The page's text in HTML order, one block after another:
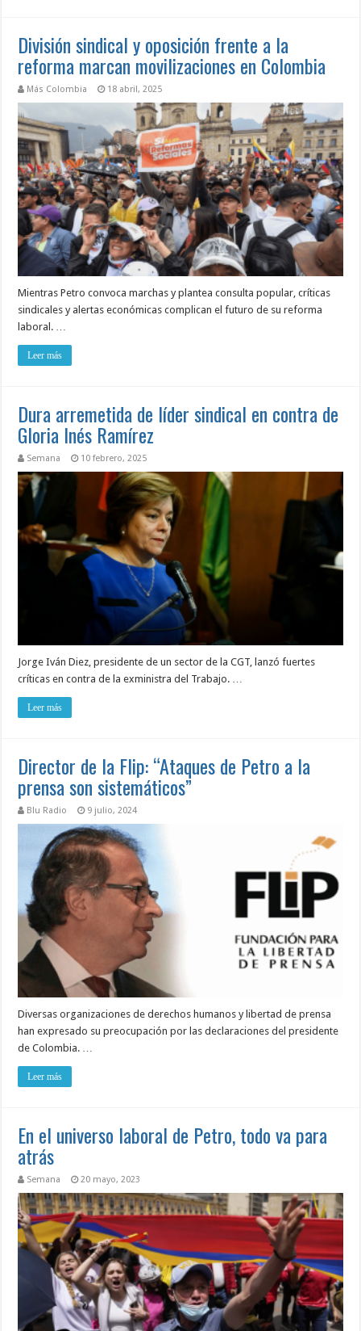
División sindical y oposición frente a la
reforma marcan movilizaciones en Colombia
Más Colombia 18 abril, 2025
Mientras Petro convoca marchas y plantea consulta popular, críticas
sindicales y alertas económicas complican el futuro de su reforma
laboral. …
Leer más
Dura arremetida de líder sindical en contra de
Gloria Inés Ramírez
Semana 10 febrero, 2025
Jorge Iván Diez, presidente de un sector de la CGT, lanzó fuertes
críticas en contra de la exministra del Trabajo. …
Leer más
Director de la Flip: “Ataques de Petro a la
prensa son sistemáticos”
Blu Radio 9 julio, 2024
Diversas organizaciones de derechos humanos y libertad de prensa
han expresado su preocupación por las declaraciones del presidente
de Colombia. …
Leer más
En el universo laboral de Petro, todo va para
atrás
Semana 20 mayo, 2023